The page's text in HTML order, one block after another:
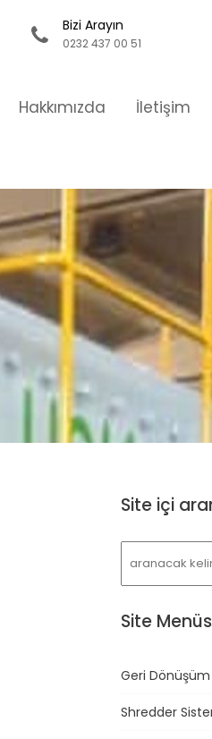
Bizi Arayın
0232 437 00 51
Hakkımızda İletişim
Site içi
Site
Geri Dönüşüm
Shredder